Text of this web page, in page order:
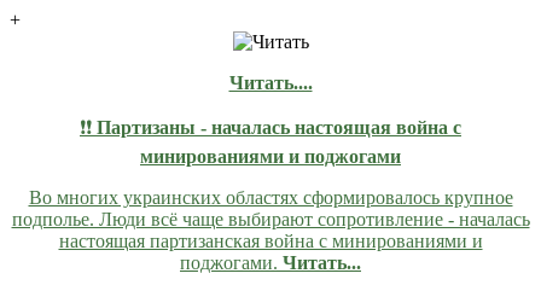
+
Читать....
❗❗ Партизаны - началась настоящая война с
минированиями и поджогами
Во многих украинских областях сформировалось крупное
подполье. Люди всё чаще выбирают сопротивление - началась
настоящая партизанская война с минированиями и
поджогами. Читать...